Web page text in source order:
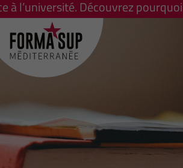
à l’université. Découvrez